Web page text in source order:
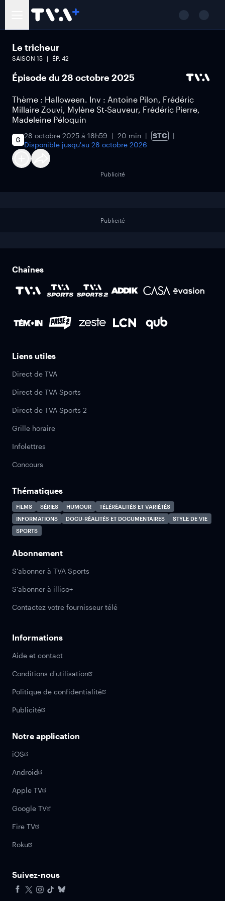
Le tricheur
SAISON 15 ÉP. 42
Épisode du 28 octobre 2025
Thème : Halloween. Inv : Antoine Pilon, Frédéric
Millaire Zouvi, Mylène St-Sauveur, Frédéric Pierre,
Madeleine Péloquin
28 octobre 2025 à 18h59 20 min
STC
Disponible jusqu'au 28 octobre 2026
Publicité
Publicité
Chaînes
Liens utiles
Direct de TVA
Direct de TVA Sports
Direct de TVA Sports 2
Grille horaire
Infolettres
Concours
Thématiques
FILMS SÉRIES HUMOUR
TÉLÉRÉALITÉS ET VARIÉTÉS
INFORMATIONS
DOCU-RÉALITÉS ET DOCUMENTAIRES
STYLE DE VIE
SPORTS
Abonnement
S'abonner à TVA Sports
S'abonner à illico+
Contactez votre fournisseur télé
Informations
Aide et contact
Conditions d'utilisation
Politique de confidentialité
Publicité
Notre application
iOS
Android
Apple TV
Google TV
Fire TV
Roku
Suivez-nous